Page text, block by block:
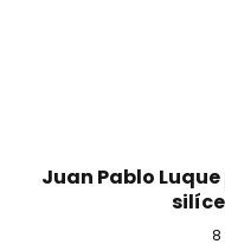
Juan Pablo
8